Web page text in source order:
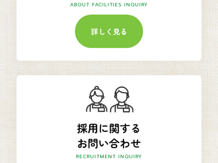
ABOUT FACILITIES INQUIRY
詳しく見る
採用に関する
お問い合わせ
RECRUITMENT INQUIRY